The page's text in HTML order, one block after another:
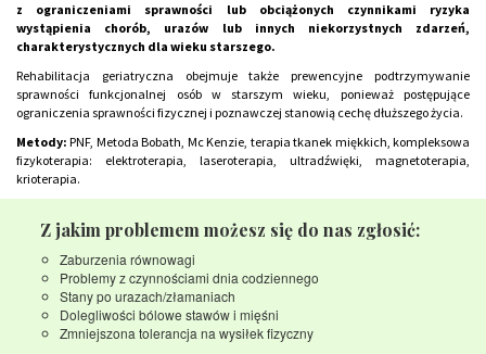
z ograniczeniami sprawności lub obciążonych czynnikami ryzyka
wystąpienia chorób, urazów lub innych niekorzystnych zdarzeń,
charakterystycznych dla wieku starszego.
Rehabilitacja geriatryczna obejmuje także prewencyjne podtrzymywanie
sprawności funkcjonalnej osób w starszym wieku, ponieważ postępujące
ograniczenia sprawności fizycznej i poznawczej stanowią cechę dłuższego życia.
Metody: PNF, Metoda Bobath, Mc Kenzie, terapia tkanek miękkich, kompleksowa
fizykoterapia: elektroterapia, laseroterapia, ultradźwięki, magnetoterapia,
krioterapia.
Z jakim problemem możesz się do nas zgłosić:
Zaburzenia równowagi
Problemy z czynnościami dnia codziennego
Stany po urazach/złamaniach
Dolegliwości bólowe stawów i mięśni
Zmniejszona tolerancja na wysiłek fizyczny